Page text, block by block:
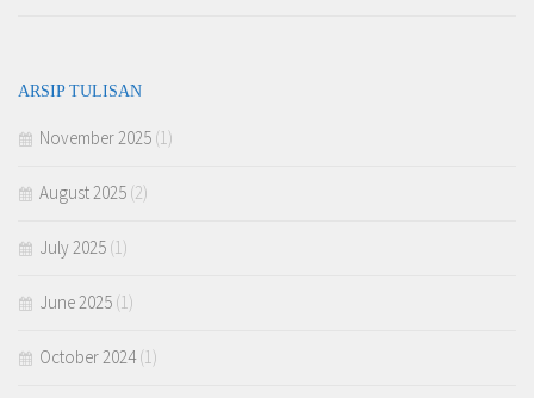
ARSIP TULISAN
November 2025 (1)
August 2025 (2)
July 2025 (1)
June 2025 (1)
October 2024(1)